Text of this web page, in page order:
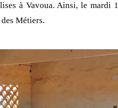
à Vavoua. Ainsi, le mardi
Métiers.